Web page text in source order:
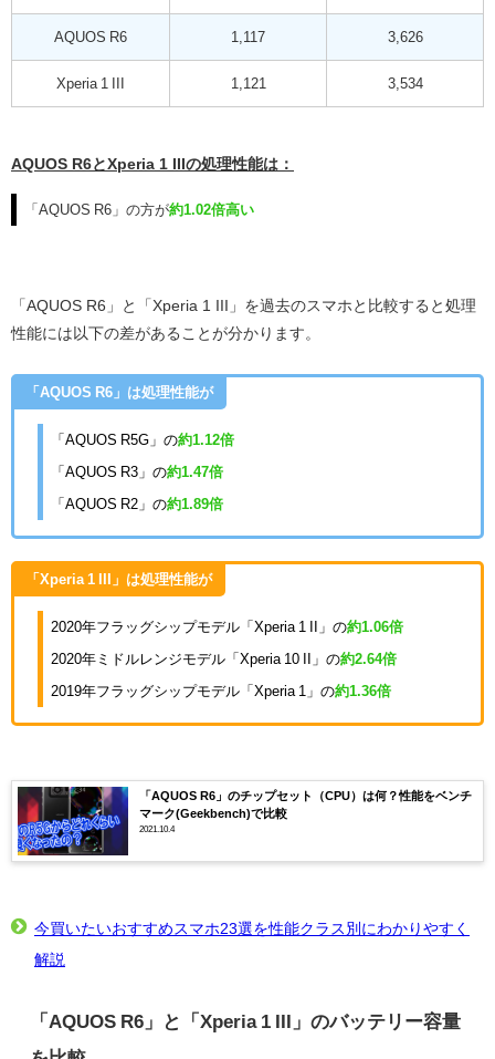
AQUOS R6 1,117 3,626
Xperia 1 III 1,121 3,534
AQUOS R6とXperia 1 IIIの処理性能は：
「AQUOS R6」の方が約1.02倍高い
「AQUOS R6」と「Xperia 1 III」を過去のスマホと比較すると処理
性能には以下の差があることが分かります。
「AQUOS R6」は処理性能が
「AQUOS R5G」の約1.12倍
「AQUOS R3」の約1.47倍
「AQUOS R2」の約1.89倍
「Xperia 1 III」は処理性能が
2020年フラッグシップモデル「Xperia 1 II」の約1.06倍
2020年ミドルレンジモデル「Xperia 10 II」の約2.64倍
2019年フラッグシップモデル「Xperia 1」の約1.36倍
「AQUOS R6」のチップセット（CPU）は何？性能をベンチ
マーク(Geekbench)で比較
2021.10.4
今買いたいおすすめスマホ23選を性能クラス別にわかりやすく
解説
「AQUOS R6」と「Xperia 1 III」のバッテリー容量